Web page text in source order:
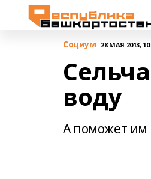
Cоциум 28 МАЯ 2013,
воду
А поможет